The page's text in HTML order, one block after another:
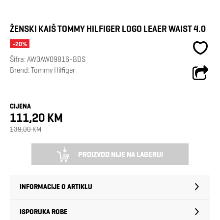
ŽENSKI KAIŠ TOMMY HILFIGER LOGO LEAER WAIST 4.0
-20%
Šifra:AW0AW09816-BDS
Brend:Tommy Hilfiger
CIJENA
111,20 KM
139,00 KM
PROIZVOD NIJE NA LAGERU!
INFORMACIJE O ARTIKLU
ISPORUKA ROBE